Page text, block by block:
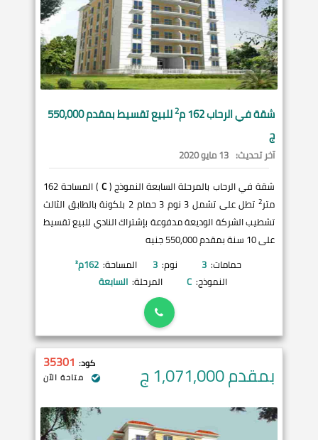
شقة فيالرحاب 2
للبيع تقسيط بمقدم 550,000
ج
آخر تحديث: 13 مايو 2020
شقة في الرحاب بالمرحلة السابعة النموذج (C
) المساحة 162
متر2
تطل على تشمل 3 نوم 3 حمام 2 بلكونة بالطابق الثالث
تشطيب الشركة الوديعة مدفوعة بإشتراك النادي للبيع تقسيط
على 10 سنة بمقدم 550,000 جنيه
حمامات: 3 نوم: 3 المساحة: 162م²
النموذج: C المرحلة: السابعة
بمقدم 1,071,000 ج كود: 35301
متاحة الآن